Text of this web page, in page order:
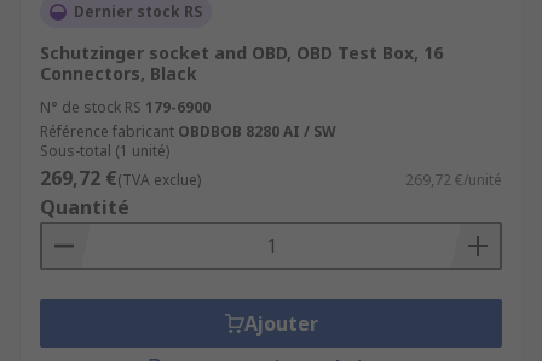
Dernier stock RS
Schutzinger socket and OBD, OBD Test Box, 16
Connectors, Black
N° de stock RS 179-6900
Référence fabricant OBDBOB 8280 AI / SW
Sous-total (1 unité)
269,72 €(TVA exclue) 269,72 €/unité
Quantité
Ajouter